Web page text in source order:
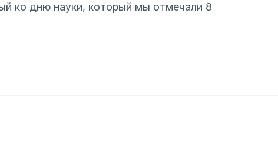
ко дню науки, который мы отмечали 8